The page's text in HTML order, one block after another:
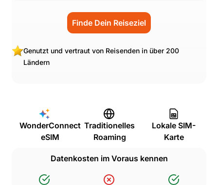
Finde Dein Reiseziel
Genutzt und vertraut von Reisenden in über 200
Ländern
WonderConnect
eSIM
Traditionelles
Roaming
Lokale SIM-
Karte
Datenkosten im Voraus kennen